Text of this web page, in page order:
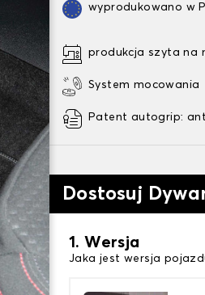
wyprodukowano w
produkcja szyta na
System mocowania
Patent autogrip:
Dostosuj
1. Wersja
Jaka jest wersja